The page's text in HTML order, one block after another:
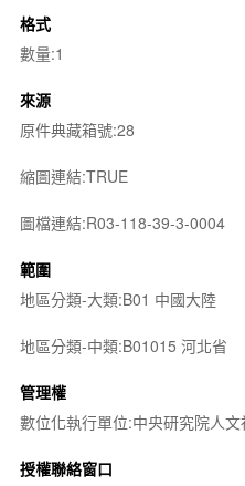
格式
數量:1
來源
原件典藏箱號:28
縮圖連結:TRUE
圖檔連結:R03-118-39-3-0004
範圍
地區分類-大類:B01 中國大陸
地區分類-中類:B01015 河北省
管理權
數位化執行單位:中央研究院人
授權聯絡窗口